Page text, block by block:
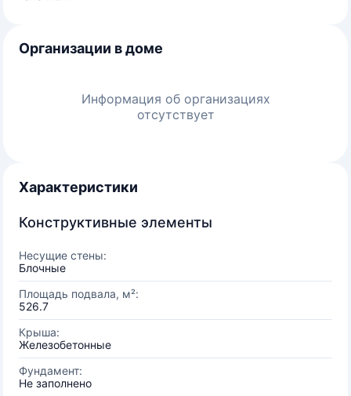
Организации в доме
Информация об организациях
отсутствует
Характеристики
Конструктивные элементы
Несущие стены:
Блочные
Площадь подвала, м²:
526.7
Крыша:
Железобетонные
Фундамент:
Не заполнено